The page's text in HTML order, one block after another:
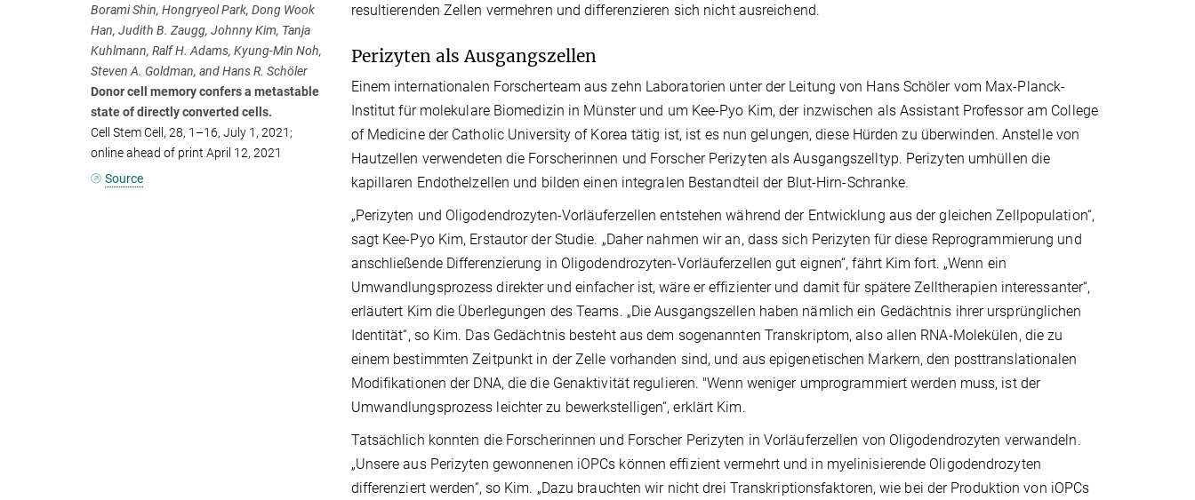
resultierenden Zellen vermehren und differenzieren sich nicht ausreichend.
Perizyten als Ausgangszellen
Einem internationalen Forscherteam aus zehn Laboratorien unter der Leitung von Hans Schöler vom Max-Planck-
Institut für molekulare Biomedizin in Münster und um Kee-Pyo Kim, der inzwischen als Assistant Professor am College
of Medicine der Catholic University of Korea tätig ist, ist es nun gelungen, diese Hürden zu überwinden. Anstelle von
Hautzellen verwendeten die Forscherinnen und Forscher Perizyten als Ausgangszelltyp. Perizyten umhüllen die
kapillaren Endothelzellen und bilden einen integralen Bestandteil der Blut-Hirn-Schranke.
„Perizyten und Oligodendrozyten-Vorläuferzellen entstehen während der Entwicklung aus der gleichen Zellpopulation“,
sagt Kee-Pyo Kim, Erstautor der Studie. „Daher nahmen wir an, dass sich Perizyten für diese Reprogrammierung und
anschließende Differenzierung in Oligodendrozyten-Vorläuferzellen gut eignen“, fährt Kim fort. „Wenn ein
Umwandlungsprozess direkter und einfacher ist, wäre er effizienter und damit für spätere Zelltherapien interessanter“,
erläutert Kim die Überlegungen des Teams. „Die Ausgangszellen haben nämlich ein Gedächtnis ihrer ursprünglichen
Identität“, so Kim. Das Gedächtnis besteht aus dem sogenannten Transkriptom, also allen RNA-Molekülen, die zu
einem bestimmten Zeitpunkt in der Zelle vorhanden sind, und aus epigenetischen Markern, den posttranslationalen
Modifikationen der DNA, die die Genaktivität regulieren. "Wenn weniger umprogrammiert werden muss, ist der
Umwandlungsprozess leichter zu bewerkstelligen“, erklärt Kim.
Tatsächlich konnten die Forscherinnen und Forscher Perizyten in Vorläuferzellen von Oligodendrozyten verwandeln.
„Unsere aus Perizyten gewonnenen iOPCs können effizient vermehrt und in myelinisierende Oligodendrozyten
differenziert werden“, so Kim. „Dazu brauchten wir nicht drei Transkriptionsfaktoren, wie bei der Produktion von iOPCs
Borami Shin, Hongryeol Park, Dong Wook
Han, Judith B. Zaugg, Johnny Kim, Tanja
Kuhlmann, Ralf H. Adams, Kyung-Min Noh,
Steven A. Goldman, and Hans R. Schöler
Donor cell memory confers a metastable
state of directly converted cells.
Cell Stem Cell, 28, 1–16, July 1, 2021;
online ahead of print April 12, 2021
Source